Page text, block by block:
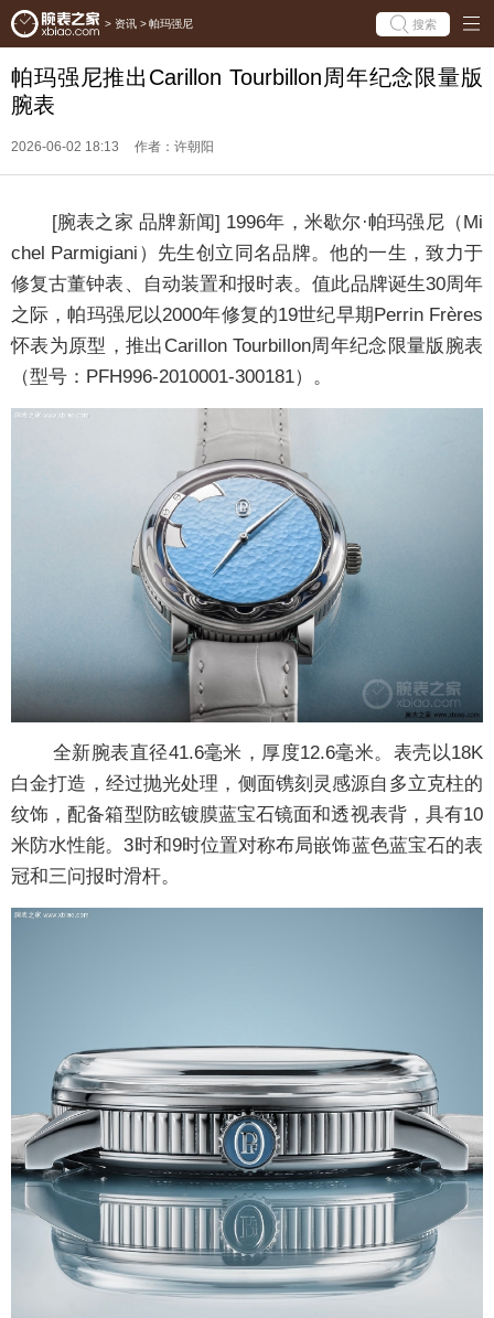
> 资讯 > 帕玛强尼 搜索
帕玛强尼推出Carillon Tourbillon周年纪念限量版
腕表
2026-06-02 18:13 作者：许朝阳
[腕表之家 品牌新闻] 1996年，米歇尔·帕玛强尼（Mi
chel Parmigiani）先生创立同名品牌。他的一生，致力于
修复古董钟表、自动装置和报时表。值此品牌诞生30周年
之际，帕玛强尼以2000年修复的19世纪早期Perrin Frères
怀表为原型，推出Carillon Tourbillon周年纪念限量版腕表
（型号：PFH996-2010001-300181）。
全新腕表直径41.6毫米，厚度12.6毫米。表壳以18K
白金打造，经过抛光处理，侧面镌刻灵感源自多立克柱的
纹饰，配备箱型防眩镀膜蓝宝石镜面和透视表背，具有10
米防水性能。3时和9时位置对称布局嵌饰蓝色蓝宝石的表
冠和三问报时滑杆。